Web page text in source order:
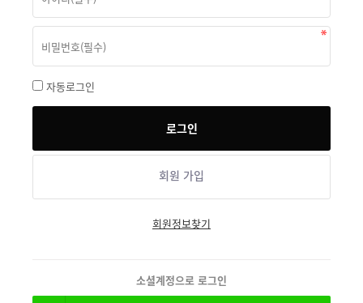
자동로그인
회원 가입
회원정보찾기
소셜계정으로 로그인